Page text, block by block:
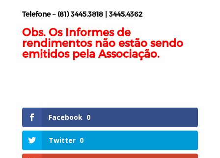
Telefone – (81) 3445.3818 | 3445.4362
Obs. Os Informes de
rendimentos não estão sendo
emitidos pela Associação.
Facebook 0
Twitter 0